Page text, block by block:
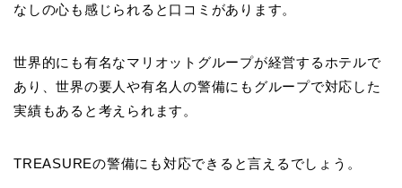
なしの心も感じられると口コミがあります。
世界的にも有名なマリオットグループが経営するホテルで
あり、世界の要人や有名人の警備にもグループで対応した
実績もあると考えられます。
TREASUREの警備にも対応できると言えるでしょう。